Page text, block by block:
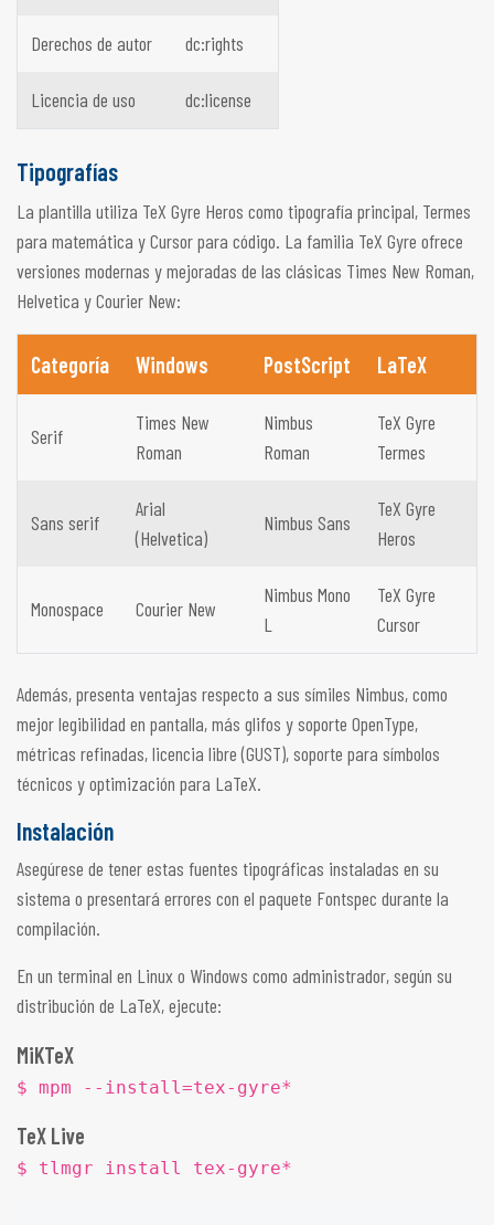
Derechos de autor dc:rights
Licencia de uso dc:license
Tipografías
La plantilla utiliza TeX Gyre Heros como tipografía principal, Termes
para matemática y Cursor para código. La familia TeX Gyre ofrece
versiones modernas y mejoradas de las clásicas Times New Roman,
Helvetica y Courier New:
Categoría Windows PostScript LaTeX
Serif
Times New
Roman
Nimbus
Roman
TeX Gyre
Termes
Sans serif
Arial
(Helvetica)
Nimbus Sans
TeX Gyre
Heros
Monospace Courier New
Nimbus Mono
L
TeX Gyre
Cursor
Además, presenta ventajas respecto a sus símiles Nimbus, como
mejor legibilidad en pantalla, más glifos y soporte OpenType,
métricas refinadas, licencia libre (GUST), soporte para símbolos
técnicos y optimización para LaTeX.
Instalación
Asegúrese de tener estas fuentes tipográficas instaladas en su
sistema o presentará errores con el paquete Fontspec durante la
compilación.
En un terminal en Linux o Windows como administrador, según su
distribución de LaTeX, ejecute:
MiKTeX
$ mpm --install=tex-gyre*
TeX Live
$ tlmgr install tex-gyre*